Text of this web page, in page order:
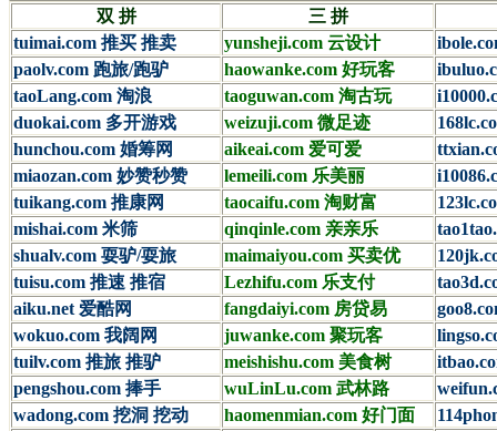
双 拼
三 拼
tuimai.com 推买 推卖
yunsheji.com 云设计
paolv.com 跑旅/跑驴
haowanke.com 好玩客
taoLang.com 淘浪
taoguwan.com 淘古玩
duokai.com 多开游戏
weizuji.com 微足迹
hunchou.com 婚筹网
aikeai.com 爱可爱
miaozan.com 妙赞秒赞
lemeili.com 乐美丽
tuikang.com 推康网
taocaifu.com 淘财富
mishai.com 米筛
qinqinle.com 亲亲乐
shualv.com 耍驴/耍旅
maimaiyou.com 买卖优
tuisu.com 推速 推宿
Lezhifu.com 乐支付
aiku.net 爱酷网
fangdaiyi.com 房贷易
wokuo.com 我阔网
juwanke.com 聚玩客
tuilv.com 推旅 推驴
meishishu.com 美食树
pengshou.com 捧手
wuLinLu.com 武林路
wadong.com 挖洞 挖动
haomenmian.com 好门面